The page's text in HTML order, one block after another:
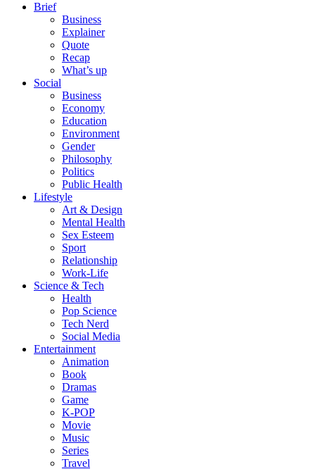
Brief
Business
Explainer
Quote
Recap
What’s up
Social
Business
Economy
Education
Environment
Gender
Philosophy
Politics
Public Health
Lifestyle
Art & Design
Mental Health
Sex Esteem
Sport
Relationship
Work-Life
Science & Tech
Health
Pop Science
Tech Nerd
Social Media
Entertainment
Animation
Book
Dramas
Game
K-POP
Movie
Music
Series
Travel